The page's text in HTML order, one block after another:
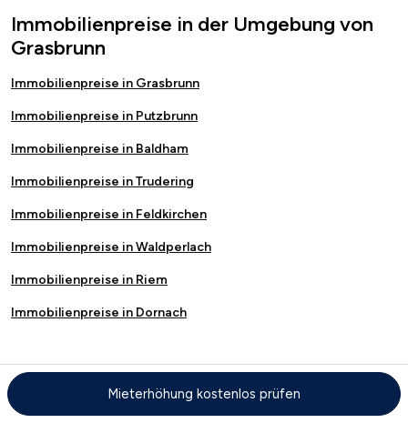
Immobilienpreise in der Umgebung von
Grasbrunn
Immobilienpreise in Grasbrunn
Immobilienpreise in Putzbrunn
Immobilienpreise in Baldham
Immobilienpreise in Trudering
Immobilienpreise in Feldkirchen
Immobilienpreise in Waldperlach
Immobilienpreise in Riem
Immobilienpreise in Dornach
Kostenloser Immobilienwertrechner
Mieterhöhung kostenlos prüfen